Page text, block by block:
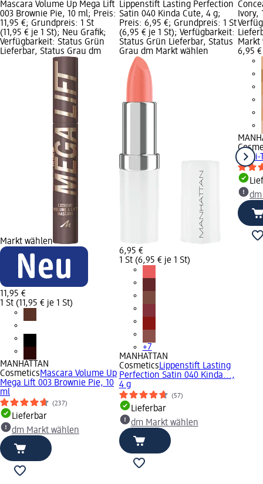
Mascara Volume Up Mega Lift
003 Brownie Pie, 10 ml; Preis:
11,95 €; Grundpreis: 1 St
(11,95 € je 1 St); Neu Grafik;
Verfügbarkeit: Status Grün
Lieferbar, Status Grau dm
Markt wählen
11,95 €
1 St (11,95 € je 1 St)
MANHATTAN
CosmeticsMascara Volume Up
Mega Lift 003 Brownie Pie, 10
ml
(237)
Lieferbar
dm Markt wählen
Lippenstift Lasting Perfection
Satin 040 Kinda Cute, 4 g;
Preis: 6,95 €; Grundpreis: 1 St
(6,95 € je 1 St); Verfügbarkeit:
Status Grün Lieferbar, Status
Grau dm Markt wählen
6,95 €
1 St (6,95 € je 1 St)
+7
MANHATTAN
CosmeticsLippenstift Lasting
Perfection Satin 040 Kinda...,
4 g
(57)
Lieferbar
dm Markt wählen
Ivory,
Markt
6,95 €